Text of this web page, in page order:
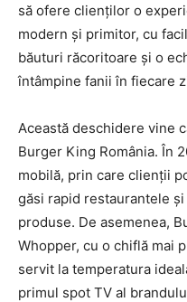
să ofere clienților o
modern și primitor, cu
băuturi răcoritoare și o
întâmpine fanii în fiecare
Această deschidere vine
Burger King România. În
mobilă, prin care clienții
găsi rapid restaurantele
produse. De asemenea,
Whopper, cu o chiflă mai
servit la temperatura
primul spot TV al